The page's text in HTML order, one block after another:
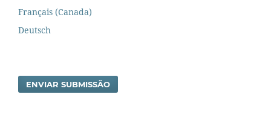
Français (Canada)
Deutsch
ENVIAR SUBMISSÃO